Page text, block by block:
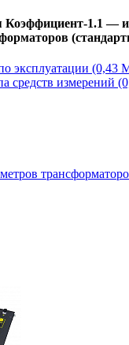
Коэффициент-1.1 —
эксплуатации (0,43
средств измерений